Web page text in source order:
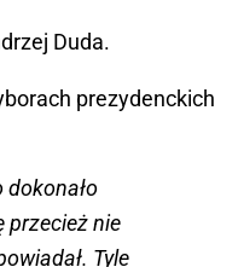
Duda.
prezydenckich
dokonało
przecież nie
Tyle